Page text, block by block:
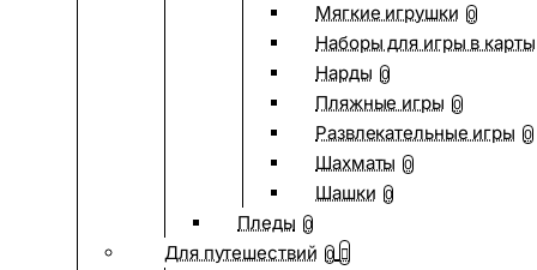
Мягкие игрушки 0
Наборы для игры в карты
Нарды 0
Пляжные игры 0
Развлекательные игры 0
Шахматы 0
Шашки 0
Пледы 0
Для путешествий 0